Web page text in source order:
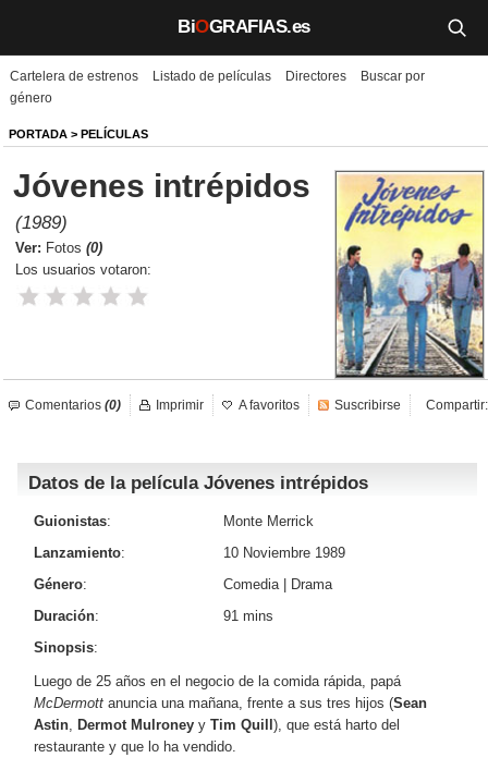
BiOGRAFIAS.es
Biografías
Películas
TV
Música
Un día como hoy
Iniciar sesión Crear cuenta
Cartelera de estrenos Listado de películas Directores
Buscar por
género
PORTADA > PELÍCULAS
Jóvenes intrépidos
(1989)
Ver: Fotos (0)
Los usuarios votaron:
Comentarios (0) Compartir:
Imprimir A favoritos Suscribirse
Datos de la película Jóvenes intrépidos
Guionistas:
Monte Merrick
Lanzamiento:
10 Noviembre 1989
Género: Comedia|
Drama
Duración:
91 mins
Sinopsis:
Luego de 25 años en el negocio de la comida rápida, papá
McDermott anuncia una mañana, frente a sus tres hijos (Sean
Astin, Dermot Mulroney y Tim Quill ), que está harto del
restaurante y que lo ha vendido.